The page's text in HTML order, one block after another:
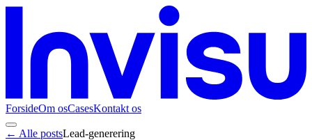
ForsideOm osCasesKontakt os
← Alle postsLead-generering